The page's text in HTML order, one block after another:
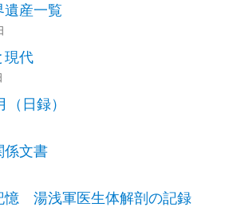
遺産一覧
現代
日録）
係文書
憶 湯浅軍医生体解剖の記録